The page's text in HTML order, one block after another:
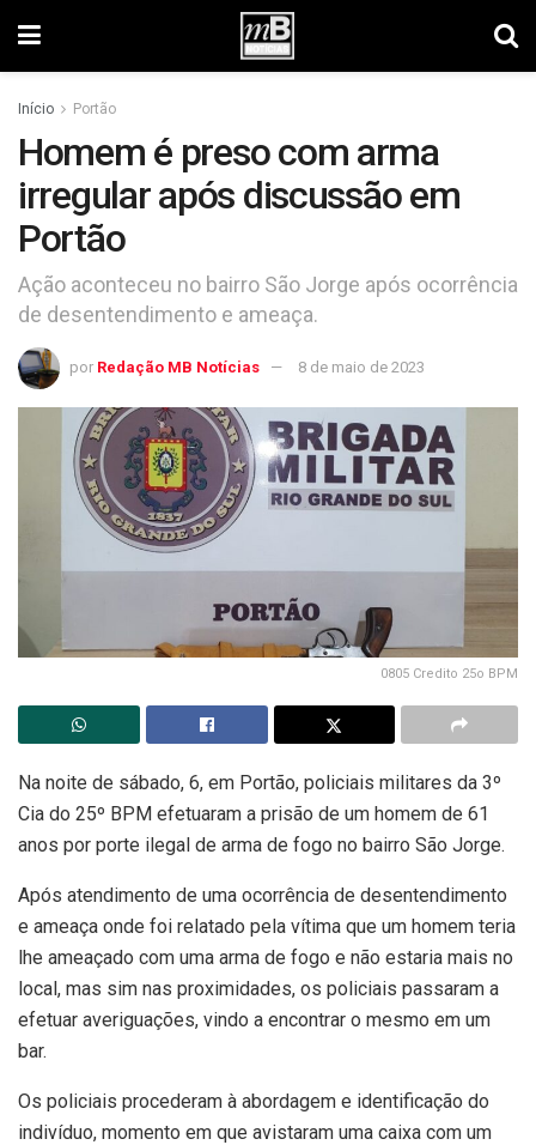
Início Portão
Homem é preso com arma
irregular após discussão em
Portão
Ação aconteceu no bairro São Jorge após ocorrência
de desentendimento e ameaça.
por Redação MB Notícias 8 de maio de 2023
0805 Credito 25o BPM
Na noite de sábado, 6, em Portão, policiais militares da 3º
Cia do 25º BPM efetuaram a prisão de um homem de 61
anos por porte ilegal de arma de fogo no bairro São Jorge.
Após atendimento de uma ocorrência de desentendimento
e ameaça onde foi relatado pela vítima que um homem teria
lhe ameaçado com uma arma de fogo e não estaria mais no
local, mas sim nas proximidades, os policiais passaram a
efetuar averiguações, vindo a encontrar o mesmo em um
bar.
Os policiais procederam à abordagem e identificação do
indivíduo, momento em que avistaram uma caixa com um